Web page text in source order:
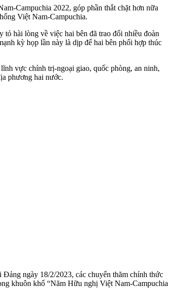
Campuchia 2022, góp phần thắt chặt hơn nữa
Việt Nam-Campuchia.
hài lòng về việc hai bên đã trao đổi nhiều đoàn
kỳ họp lần này là dịp để hai bên phối hợp thúc
vực chính trị-ngoại giao, quốc phòng, an ninh,
phương hai nước.
ngày 18/2/2023, các chuyến thăm chính thức
khuôn khổ “Năm Hữu nghị Việt Nam-Campuchia